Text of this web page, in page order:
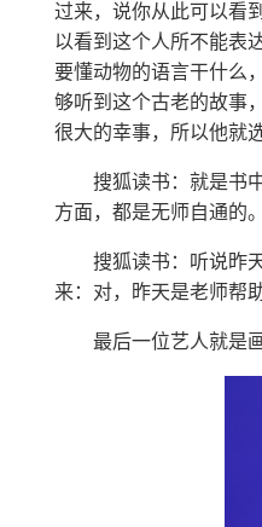
过来，说你从此可以看
以看到这个人所不能表
要懂动物的语言干什么
够听到这个古老的故事
很大的幸事，所以他就
搜狐读书：就是书中
方面，都是无师自通的
搜狐读书：听说昨天
来：对，昨天是老师帮
最后一位艺人就是画